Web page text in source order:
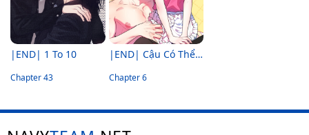
|END| 1 To 10
Chapter 43
|END| Cậu Có Thể Ngừng Thích Tôi Được Không?!
Chapter 6